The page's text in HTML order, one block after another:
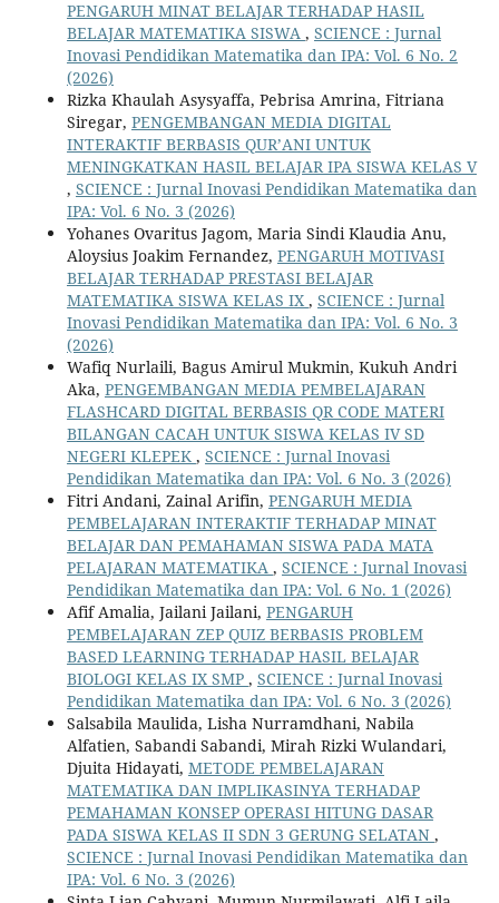
PENGARUH MINAT BELAJAR TERHADAP HASIL
BELAJAR MATEMATIKA SISWA , SCIENCE : Jurnal
Inovasi Pendidikan Matematika dan IPA: Vol. 6 No. 2
(2026)
Rizka Khaulah Asysyaffa, Pebrisa Amrina, Fitriana
Siregar, PENGEMBANGAN MEDIA DIGITAL
INTERAKTIF BERBASIS QUR’ANI UNTUK
MENINGKATKAN HASIL BELAJAR IPA SISWA KELAS V
, SCIENCE : Jurnal Inovasi Pendidikan Matematika dan
IPA: Vol. 6 No. 3 (2026)
Yohanes Ovaritus Jagom, Maria Sindi Klaudia Anu,
Aloysius Joakim Fernandez, PENGARUH MOTIVASI
BELAJAR TERHADAP PRESTASI BELAJAR
MATEMATIKA SISWA KELAS IX , SCIENCE : Jurnal
Inovasi Pendidikan Matematika dan IPA: Vol. 6 No. 3
(2026)
Wafiq Nurlaili, Bagus Amirul Mukmin, Kukuh Andri
Aka, PENGEMBANGAN MEDIA PEMBELAJARAN
FLASHCARD DIGITAL BERBASIS QR CODE MATERI
BILANGAN CACAH UNTUK SISWA KELAS IV SD
NEGERI KLEPEK , SCIENCE : Jurnal Inovasi
Pendidikan Matematika dan IPA: Vol. 6 No. 3 (2026)
Fitri Andani, Zainal Arifin, PENGARUH MEDIA
PEMBELAJARAN INTERAKTIF TERHADAP MINAT
BELAJAR DAN PEMAHAMAN SISWA PADA MATA
PELAJARAN MATEMATIKA , SCIENCE : Jurnal Inovasi
Pendidikan Matematika dan IPA: Vol. 6 No. 1 (2026)
Afif Amalia, Jailani Jailani, PENGARUH
PEMBELAJARAN ZEP QUIZ BERBASIS PROBLEM
BASED LEARNING TERHADAP HASIL BELAJAR
BIOLOGI KELAS IX SMP , SCIENCE : Jurnal Inovasi
Pendidikan Matematika dan IPA: Vol. 6 No. 3 (2026)
Salsabila Maulida, Lisha Nurramdhani, Nabila
Alfatien, Sabandi Sabandi, Mirah Rizki Wulandari,
Djuita Hidayati, METODE PEMBELAJARAN
MATEMATIKA DAN IMPLIKASINYA TERHADAP
PEMAHAMAN KONSEP OPERASI HITUNG DASAR
PADA SISWA KELAS II SDN 3 GERUNG SELATAN ,
SCIENCE : Jurnal Inovasi Pendidikan Matematika dan
IPA: Vol. 6 No. 3 (2026)